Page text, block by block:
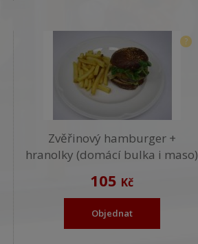
Zvěřinový hamburger +
hranolky (domácí bulka i maso)
105 Kč
Objednat
?